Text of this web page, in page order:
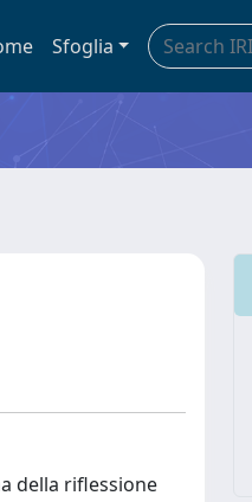
Sfoglia
della riflessione